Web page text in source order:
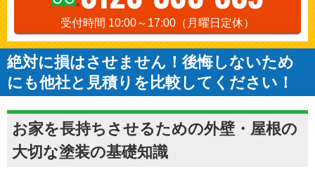
受付時間 10:00～17:00（月曜日定休）
絶対に損はさせません！後悔しないため
にも他社と見積りを比較してください！
お家を長持ちさせるための外壁・屋根の
大切な塗装の基礎知識